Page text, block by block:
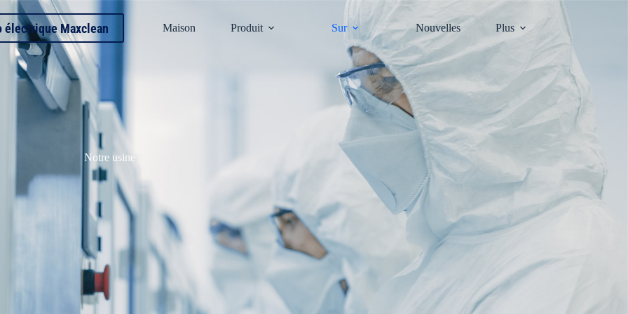
électrique Maxclean Maison Produit Sur Nouvelles Plus
Notre usine